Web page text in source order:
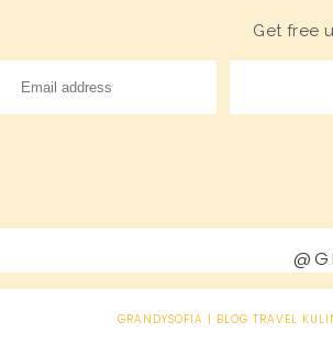
Get free
GRANDYSOFIA | BLOG TRAVEL